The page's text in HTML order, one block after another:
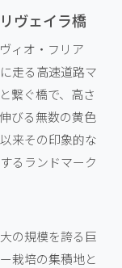
ヴェイラ橋
ィオ・フリア
走る高速道路マ
繋ぐ橋で、高さ
びる無数の黄色
来その印象的な
るランドマーク
の規模を誇る巨
栽培の集積地と